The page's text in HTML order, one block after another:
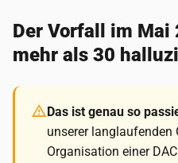
Der Vorfall im Mai
mehr als 30
Das ist genau so
unserer langlaufenden
Organisation einer